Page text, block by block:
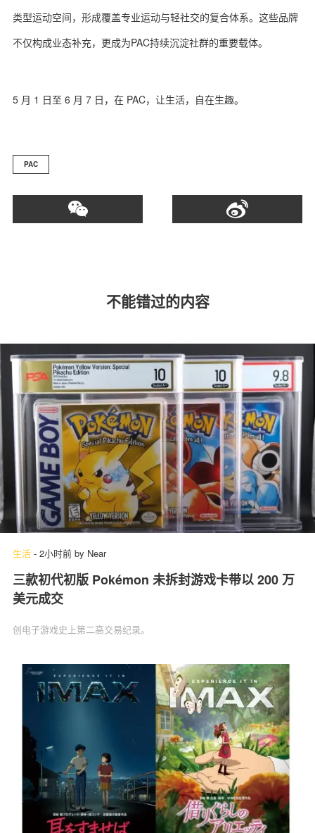
类型运动空间，形成覆盖专业运动与轻社交的复合体系。这些品牌
不仅构成业态补充，更成为PAC持续沉淀社群的重要载体。
5 月 1 日至 6 月 7 日，在 PAC，让生活，自在生趣。
PAC
不能错过的内容
生活 - 2小时前 by Near
三款初代初版 Pokémon 未拆封游戏卡带以 200 万
美元成交
创电子游戏史上第二高交易纪录。